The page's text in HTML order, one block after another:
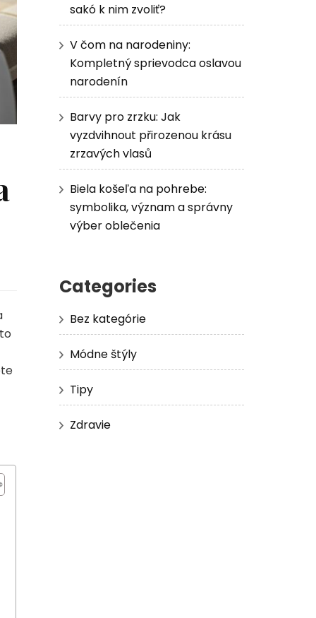
sakó k nim zvoliť?
V čom na narodeniny:
Kompletný sprievodca oslavou
narodenín
Barvy pro zrzku: Jak
vyzdvihnout přirozenou krásu
zrzavých vlasů
Biela košeľa na pohrebe:
symbolika, význam a správny
výber oblečenia
Categories
Bez kategórie
Módne štýly
Tipy
Zdravie